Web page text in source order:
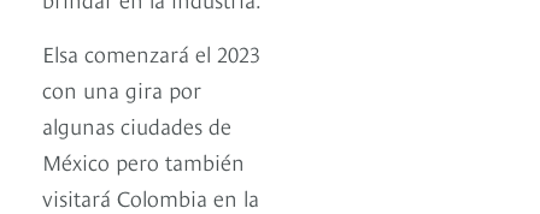
Elsa comenzará el 2023
con una gira por
algunas ciudades de
México pero también
visitará Colombia en la